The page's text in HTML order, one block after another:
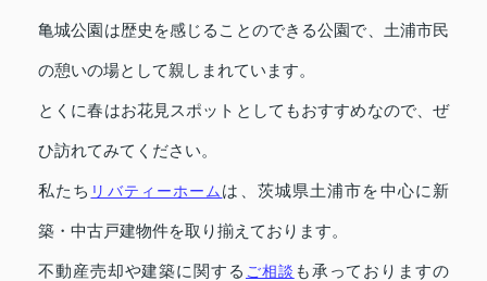
亀城公園は歴史を感じることのできる公園で、土浦市民
の憩いの場として親しまれています。
とくに春はお花見スポットとしてもおすすめなので、ぜ
ひ訪れてみてください。
私たち リバティーホーム は、茨城県土浦市を中心に新
築・中古戸建物件を取り揃えております。
不動産売却や建築に関する ご相談 も承っておりますの